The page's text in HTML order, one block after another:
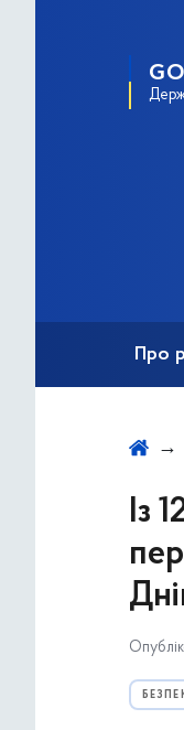
Про
Із